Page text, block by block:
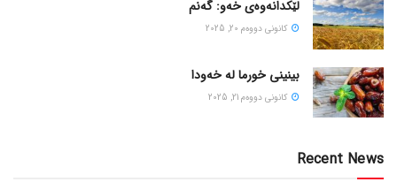
لێکدانەوەی خەو: گەنم
كانونی دووه‌م 20, 2025
بینینی خورما لە خەودا
كانونی دووه‌م 21, 2025
Recent News